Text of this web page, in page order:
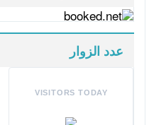
عدد الزوار
VISITORS TODAY